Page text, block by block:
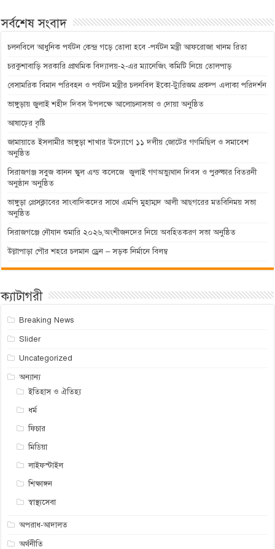
সর্বশেষ সংবাদ
চলনবিলে আধুনিক পর্যটন কেন্দ্র গড়ে তোলা হবে -পর্যটন মন্ত্রী আফরোজা খানম রিতা
চরকুশাবাড়ি সরকারি প্রাথমিক বিদ্যালয়-২-এর ম্যানেজিং কমিটি নিয়ে তোলপাড়
বেসামরিক বিমান পরিবহন ও পর্যটন মন্ত্রীর চলনবিল ইকো-ট্যুরিজম প্রকল্প এলাকা পরিদর্শন
ভাঙ্গুড়ায় জুলাই শহীদ দিবস উপলক্ষে আলোচনাসভা ও দোয়া অনুষ্ঠিত
আষাঢ়ের বৃষ্টি
জামায়াতে ইসলামীর ভাঙ্গুড়া শাখার উদ্যোগে ১১ দলীয় জোটের গণমিছিল ও সমাবেশ
অনুষ্ঠিত
সিরাজগঞ্জ সবুজ কানন স্কুল এন্ড কলেজে জুলাই গণঅভ্যুথান দিবস ও পুরুষ্কার বিতরনী
অনুষ্ঠান অনুষ্ঠিত
ভাঙ্গুড়া প্রেসক্লাবের সাংবাদিকদের সাথে এমপি মুহাম্মদ আলী আছগরের মতবিনিময় সভা
অনুষ্ঠিত
সিরাজগঞ্জে নৌযান শুমারি ২০২৬,অংশীজনদের নিয়ে অবহিতকরণ সভা অনুষ্ঠিত
উল্লাপাড়া পৌর শহরে চলমান ড্রেন – সড়ক নির্মানে বিলম্ব
ক্যাটাগরী
Breaking News
Slider
Uncategorized
অন্যান্য
ইতিহাস ও ঐতিহ্য
ধর্ম
ফিচার
মিডিয়া
লাইফস্টাইল
শিক্ষাঙ্গন
স্বাস্থ্যসেবা
অপরাধ-আদালত
অর্থনীতি